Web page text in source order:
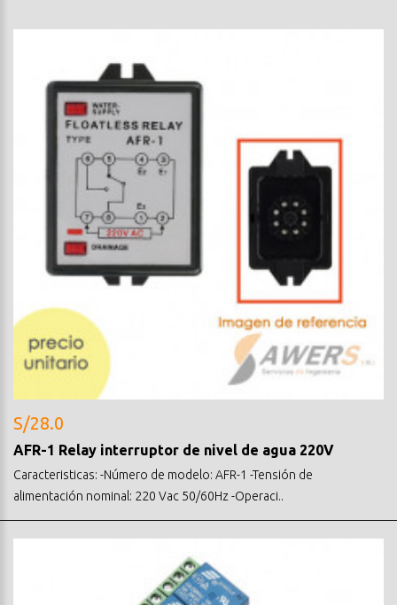
S/28.0
AFR-1 Relay interruptor de nivel de agua 220V
Caracteristicas: -Número de modelo: AFR-1 -Tensión de
alimentación nominal: 220 Vac 50/60Hz -Operaci..